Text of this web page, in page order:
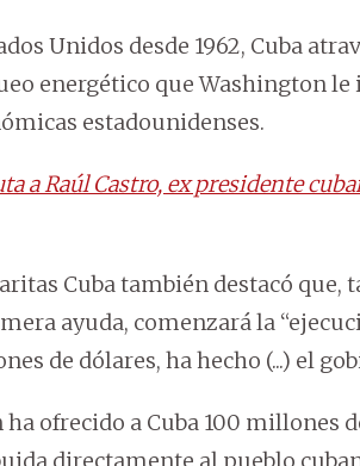
Unidos desde 1962, Cuba
energético que Washington
estadounidenses.
a Raúl Castro, ex presidente
Cuba también destacó
ayuda, comenzará la
de dólares, ha hecho (...) el
ofrecido a Cuba 100 millones